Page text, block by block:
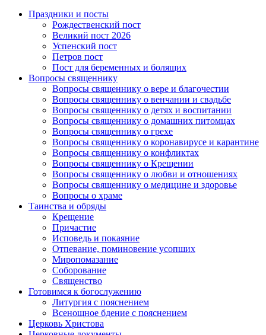
Праздники и посты
Рождественский пост
Великий пост 2026
Успенский пост
Петров пост
Пост для беременных и болящих
Вопросы священнику
Вопросы священнику о вере и благочестии
Вопросы священнику о венчании и свадьбе
Вопросы священнику о детях и воспитании
Вопросы священнику о домашних питомцах
Вопросы священнику о грехе
Вопросы священнику о коронавирусе и карантине
Вопросы священнику о конфликтах
Вопросы священнику о Крещении
Вопросы священнику о любви и отношениях
Вопросы священнику о медицине и здоровье
Вопросы о храме
Таинства и обряды
Крещение
Причастие
Исповедь и покаяние
Отпевание, поминовение усопших
Миропомазание
Соборование
Священство
Готовимся к богослужению
Литургия с пояснением
Всенощное бдение с пояснением
Церковь Христова